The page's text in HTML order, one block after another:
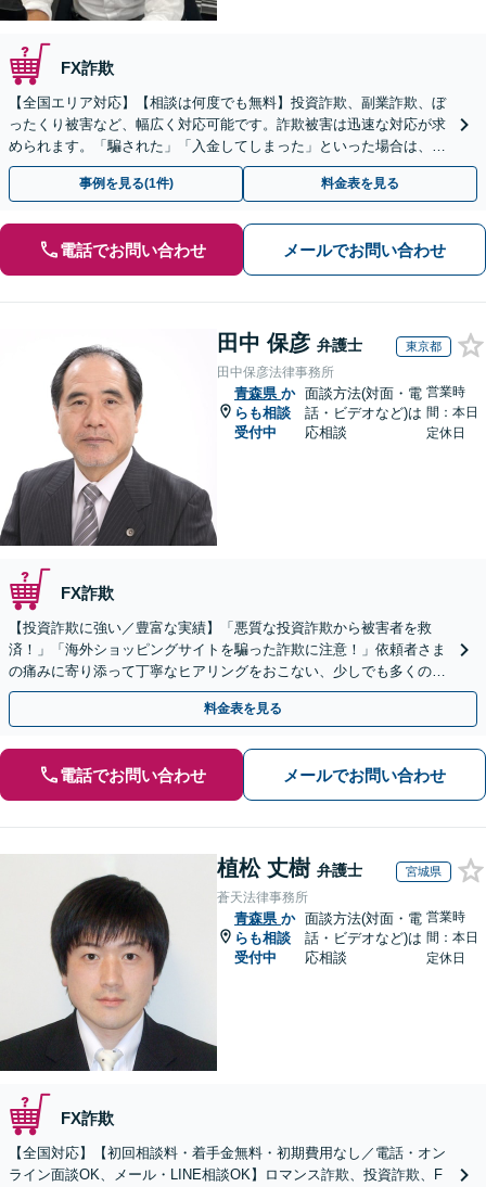
FX詐欺
【全国エリア対応】【相談は何度でも無料】投資詐欺、副業詐欺、ぼ
ったくり被害など、幅広く対応可能です。詐欺被害は迅速な対応が求
められます。「騙された」「入金してしまった」といった場合は、お
早めにご相談ください。【電話・メール・WEB相談可】
事例を見る(1件) 料金表を見る
電話でお問い合わせ メールでお問い合わせ
田中 保彦 弁護士 東京都
田中保彦法律事務所
青森県 か
らも相談
受付中
面談方法(対面・電
話・ビデオなど)は
応相談
営業時
間：本日
定休日
FX詐欺
【投資詐欺に強い／豊富な実績】「悪質な投資詐欺から被害者を救
済！」「海外ショッピングサイトを騙った詐欺に注意！」依頼者さま
の痛みに寄り添って丁寧なヒアリングをおこない、少しでも多くの返
金が得られるよう尽力します！
料金表を見る
電話でお問い合わせ メールでお問い合わせ
植松 丈樹 弁護士 宮城県
蒼天法律事務所
青森県 か
らも相談
受付中
面談方法(対面・電
話・ビデオなど)は
応相談
営業時
間：本日
定休日
FX詐欺
【全国対応】【初回相談料・着手金無料・初期費用なし／電話・オン
ライン面談OK、メール・LINE相談OK】ロマンス詐欺、投資詐欺、F